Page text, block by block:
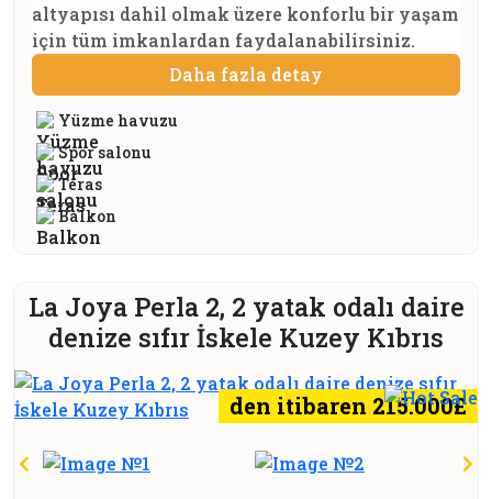
altyapısı dahil olmak üzere konforlu bir yaşam
için tüm imkanlardan faydalanabilirsiniz.
Daha fazla detay
Yüzme havuzu
Spor salonu
Teras
Balkon
La Joya Perla 2, 2 yatak odalı daire
denize sıfır İskele Kuzey Kıbrıs
den itibaren 215.000£